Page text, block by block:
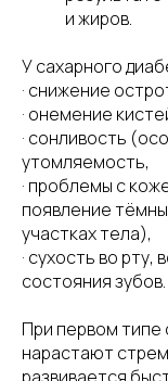
и жиров.
У сахарного
· снижение
· онемение
· сонливость
утомляемость,
· проблемы с
появление
участках тела),
· сухость во
состояния зубов.
При первом типе
нарастают